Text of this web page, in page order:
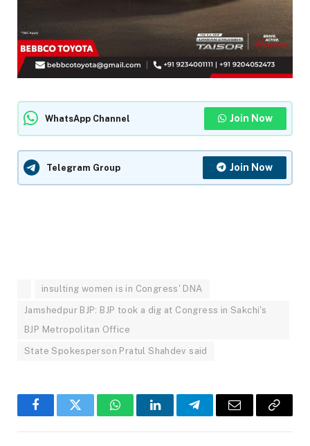
WhatsApp Channel Join Now
Telegram Group Join Now
insulting women is in Congress' DNA
Jamshedpur BJP: BJP took a dig at Congress in Sakchi's
BJP Metropolitan Office
State Spokesperson Pratul Shahdev said
FacebookTwitter WhatsAppLinkedInTelegramEmail
Copy